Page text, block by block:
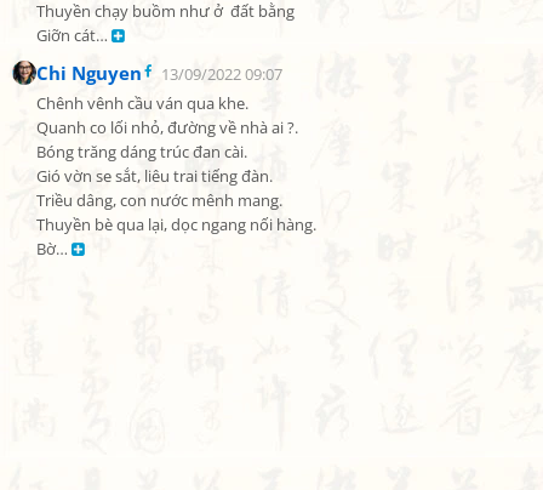
Thuyền chạy buồm như ở  đất bằng
Giỡn cát…
Chi Nguyen
13/09/2022 09:07
Chênh vênh cầu ván qua khe.
Quanh co lối nhỏ, đường về nhà ai ?.
Bóng trăng dáng trúc đan cài.
Gió vờn se sắt, liêu trai tiếng đàn.
Triều dâng, con nước mênh mang.
Thuyền bè qua lại, dọc ngang nối hàng.
Bờ…